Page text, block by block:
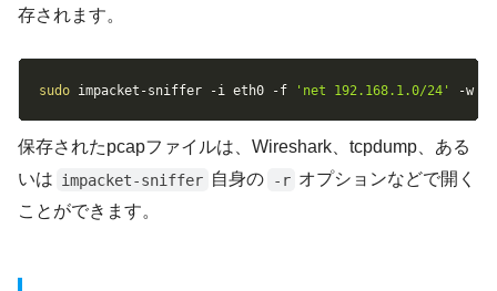
存されます。
sudo impacket-sniffer -i eth0 -f 'net 192.168.1.0/24' -w
保存されたpcapファイルは、Wireshark、tcpdump、ある
いは impacket-sniffer 自身の -r オプションなどで開く
ことができます。